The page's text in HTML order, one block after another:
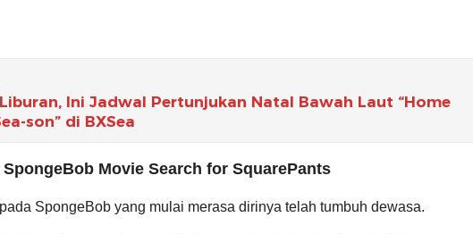
Ini Jadwal Pertunjukan Natal Bawah Laut “Home
son” di BXSea
Movie Search for SquarePants
SpongeBob yang mulai merasa dirinya telah tumbuh dewasa.